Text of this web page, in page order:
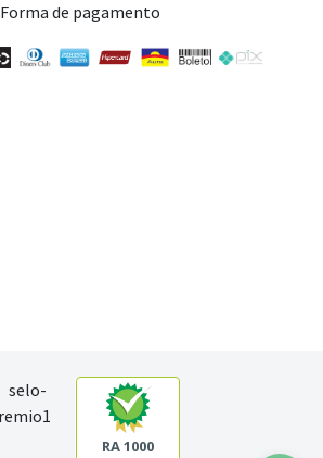
Forma de pagamento
RA 1000